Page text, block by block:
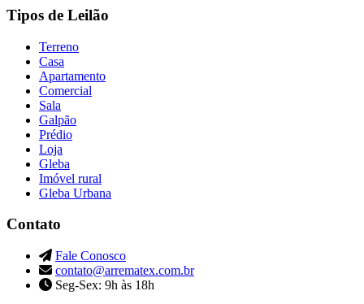
Tipos de Leilão
Terreno
Casa
Apartamento
Comercial
Sala
Galpão
Prédio
Loja
Gleba
Imóvel rural
Gleba Urbana
Contato
Fale Conosco
contato@arrematex.com.br
Seg-Sex: 9h às 18h